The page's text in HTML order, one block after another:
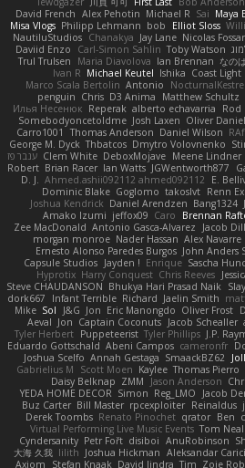
David French Alex Pehotin Michael R Sai Maya
Misa Vlogs Philipp Lehmann bob Elliot Sloss
NautiluStudios Chanakya Jay Lane Nicolas
Daviid Enzo
Carl-Simon Sahlin Toby Watson
Trul Trulsen
Maria Diavolova Ian Brennan なのは
Ivan R Michael Keutel Ishika Coast Light
Marco Scala Bertolin Antonio NocturnalKestrel
penguin Chris D3 Anima Matthew Schultz
Илья Несенюк Reperak alberto echavarria Rod
Somebodyoncetoldme Josh Laxen Oliver
Carro1001
Thomas Anderson Daniel Wilson
George M. Dyck Thbatcos Dmytro Volovnenko
ענבר פז Clem White DeboxMojave Meene Lindner
Robert Brian Racer Ian Watts JGWentworth877
D. J. Ahmed.ashii092112 ahmed092112 E.
Dominic Blake Goglomo takoslvt Renn
Joshua Kendrick Daniel Arendzen Bang1324
Amako Izumi jeffox09 Caro Brennan
Zee MacDonald Antonio Gasca-Alvarez Jacob
morgan monroe Nader Hassan Alex Navarre
Ernesto Alonso Paredes Burgos John Anders
Capsule Studios Jayden ! Enrique Sascha
Hyprotix Harry Conquest Chris Reeves
Steve CHAUDANSON Bhukya Hari Prasad Naik
dork667
Infant Terrible Richard Jaelin Smith
Mike Sol J&G Jon Eric Manongdo Oliver Frost
Aeval Jon Captain Coconuts Jacob Schealler
Tyler Herbert Puppeteerist Tyler Phillips J.P.
Eduardo Gottschald Abeni Campos cameronfr
Joshua Scelfo Annah Gestaga SmaackBZ62
Gabrielius M
Scott Moen Kaylee Thomas Pierro
Daisy Belknap ZMM Jason Anderson
YEDA HOME DECOR Simon Reg_LMO Jacob
Buz Carter Bill Master rpcexploiter Reinaldus
Derek Toombs Renato Pinochet qrator Ben
Virtual Performing Live Music Events Tom Neal
Cyndersanity Petr Fořt disiboi AnuRobinson
大海 久我 lilith Joshua Hickman Aleksandar
Axiom
Stefan Knaak David Jindra Tim Zoie